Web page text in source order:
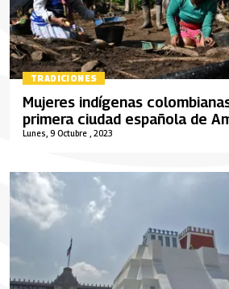
TRADICIONES
Lunes, 9 Octubre , 2023
Mujeres indígenas
primera ciudad española de